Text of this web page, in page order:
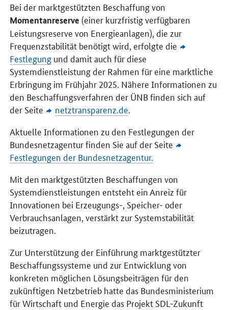
Bei der marktgestützten Beschaffung von
Momentanreserve (einer kurzfristig verfügbaren
Leistungsreserve von Energieanlagen), die zur
Frequenzstabilität benötigt wird, erfolgte die
Festlegung und damit auch für diese
Systemdienstleistung der Rahmen für eine marktliche
Erbringung im Frühjahr 2025. Nähere Informationen zu
den Beschaffungsverfahren der ÜNB finden sich auf
der Seite
netztransparenz.de.
Aktuelle Informationen zu den Festlegungen der
Bundesnetzagentur finden Sie auf der Seite
Festlegungen der Bundesnetzagentur.
Mit den marktgestützten Beschaffungen von
Systemdienstleistungen entsteht ein Anreiz für
Innovationen bei Erzeugungs-, Speicher- oder
Verbrauchsanlagen, verstärkt zur Systemstabilität
beizutragen.
Zur Unterstützung der Einführung marktgestützter
Beschaffungssysteme und zur Entwicklung von
konkreten möglichen Lösungsbeiträgen für den
zukünftigen Netzbetrieb hatte das Bundesministerium
für Wirtschaft und Energie das Projekt SDL-Zukunft